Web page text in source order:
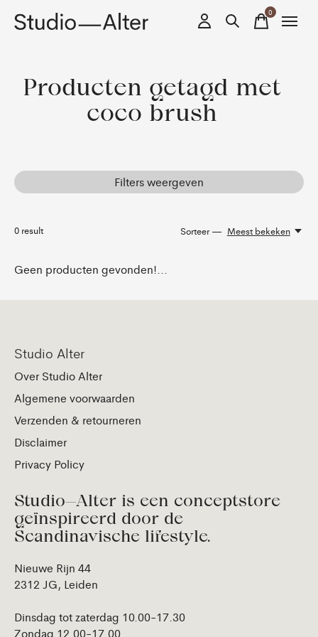
0items
Producten getagd met
coco brush
Filters weergeven
0 result Sorteer — Meest bekeken
Geen producten gevonden!...
Studio Alter
Over Studio Alter
Algemene voorwaarden
Verzenden & retourneren
Disclaimer
Privacy Policy
Studio—Alter is een conceptstore
geïnspireerd door de
Scandinavische lifestyle.
Nieuwe Rijn 44
2312 JG, Leiden
Dinsdag tot zaterdag 10.00-17.30
Zondag 12.00-17.00